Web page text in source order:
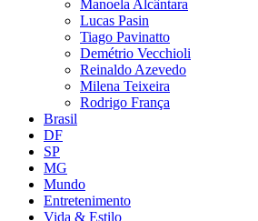
Manoela Alcântara
Lucas Pasin
Tiago Pavinatto
Demétrio Vecchioli
Reinaldo Azevedo
Milena Teixeira
Rodrigo França
Brasil
DF
SP
MG
Mundo
Entretenimento
Vida & Estilo